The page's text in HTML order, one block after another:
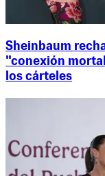
Sheinbaum
"conexión
los cárteles